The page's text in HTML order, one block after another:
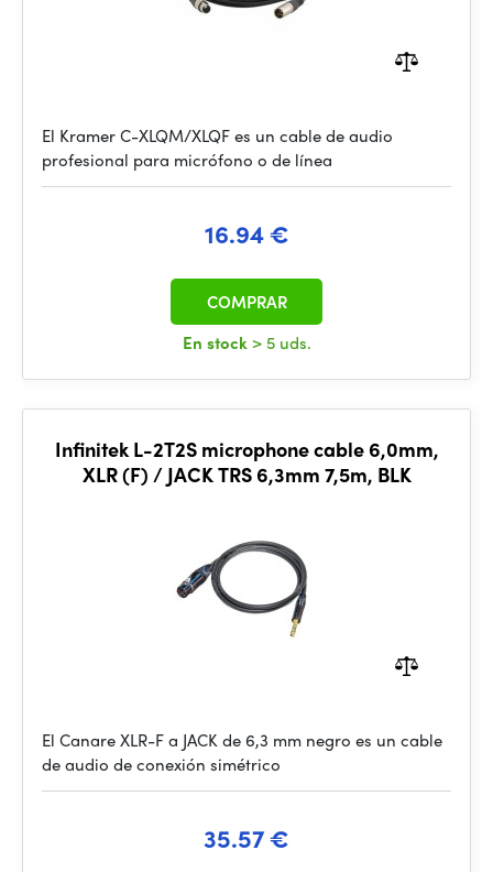
El Kramer C-XLQM/XLQF es un cable de audio
profesional para micrófono o de línea
16.94 €
En stock > 5 uds.
COMPRAR
Infinitek L-2T2S microphone cable 6,0mm,
XLR (F) / JACK TRS 6,3mm 7,5m, BLK
El Canare XLR-F a JACK de 6,3 mm negro es un cable
de audio de conexión simétrico
35.57 €